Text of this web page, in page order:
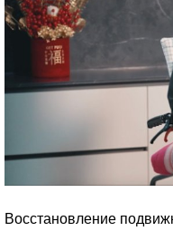
Восстановление